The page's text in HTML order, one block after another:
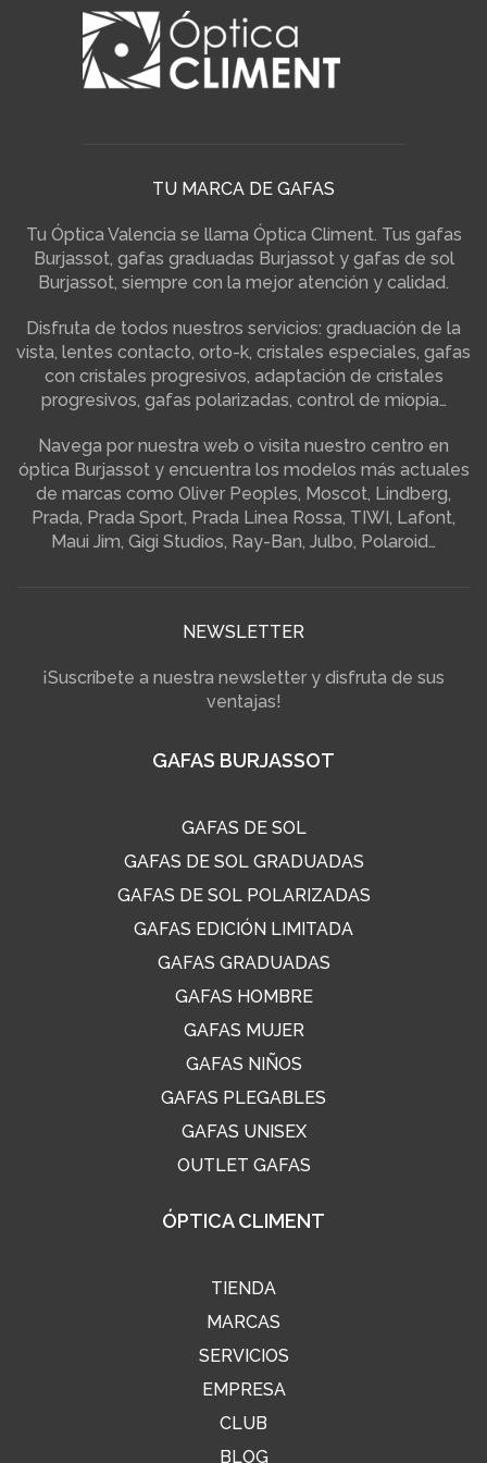
TU MARCA DE GAFAS
Tu Óptica Valencia se llama Óptica Climent. Tus gafas
Burjassot, gafas graduadas Burjassot y gafas de sol
Burjassot, siempre con la mejor atención y calidad.
Disfruta de todos nuestros servicios: graduación de la
vista, lentes contacto, orto-k, cristales especiales, gafas
con cristales progresivos, adaptación de cristales
progresivos, gafas polarizadas, control de miopia…
Navega por nuestra web o visita nuestro centro en
óptica Burjassot y encuentra los modelos más actuales
de marcas como Oliver Peoples, Moscot, Lindberg,
Prada, Prada Sport, Prada Linea Rossa, TIWI, Lafont,
Maui Jim, Gigi Studios, Ray-Ban, Julbo, Polaroid…
NEWSLETTER
¡Suscríbete a nuestra newsletter y disfruta de sus
ventajas!
GAFAS BURJASSOT
GAFAS DE SOL
GAFAS DE SOL GRADUADAS
GAFAS DE SOL POLARIZADAS
GAFAS EDICIÓN LIMITADA
GAFAS GRADUADAS
GAFAS HOMBRE
GAFAS MUJER
GAFAS NIÑOS
GAFAS PLEGABLES
GAFAS UNISEX
OUTLET GAFAS
ÓPTICA CLIMENT
TIENDA
MARCAS
SERVICIOS
EMPRESA
CLUB
BLOG